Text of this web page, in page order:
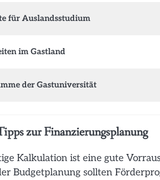
für Auslandsstudium
im Gastland
der Gastuniversität
zur Finanzierungsplanung
Kalkulation ist eine gute
Budgetplanung sollten